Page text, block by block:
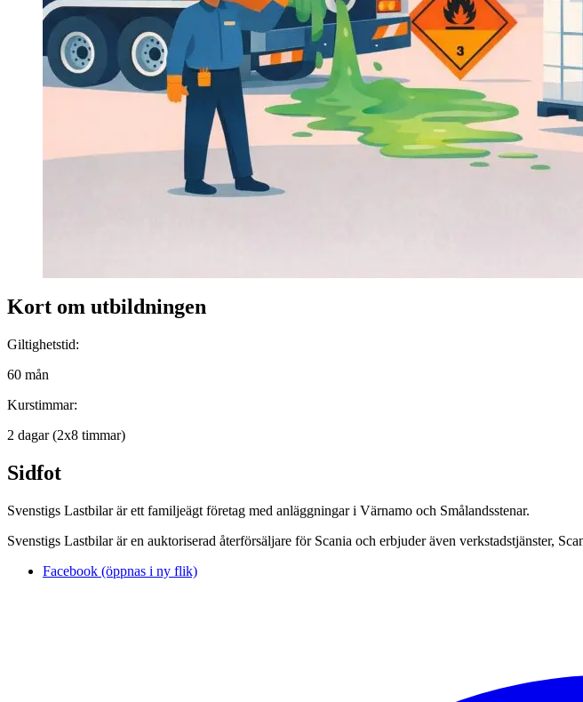
Kort om utbildningen
Giltighetstid:
60 mån
Kurstimmar:
2 dagar (2x8 timmar)
Sidfot
Svenstigs Lastbilar är ett familjeägt företag med anläggningar i Värnamo och Smålandsstenar.
Svenstigs Lastbilar är en auktoriserad återförsäljare för Scania och erbjuder även verkstadstjänster,
Facebook (öppnas i ny flik)